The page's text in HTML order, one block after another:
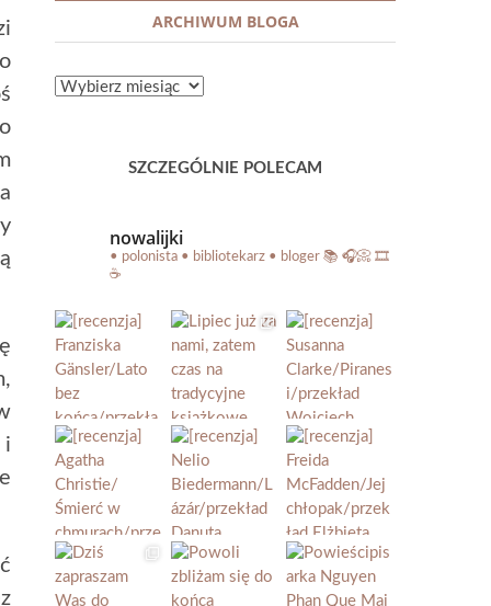
i
ARCHIWUM BLOGA
ARCHIWUM
SZCZEGÓLNIE POLECAM
nowalijki
• polonista • bibliotekarz • bloger 📚 🎧📀 🎞️
☕️